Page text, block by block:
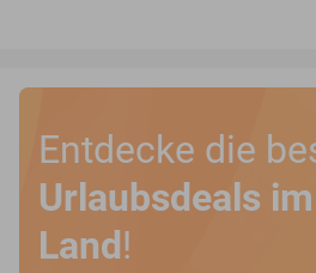
Entdecke die
Urlaubsdeals
Land!